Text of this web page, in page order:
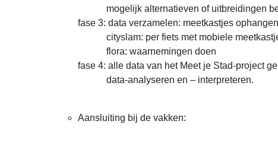
mogelijk alternatieven of uitbreidingen
fase 3: data verzamelen: meetkastjes
cityslam: per fiets met mobiele
flora: waarnemingen doen
fase 4: alle data van het Meet je Stad-project
data-analyseren en – interpreteren.
Aansluiting bij de vakken: